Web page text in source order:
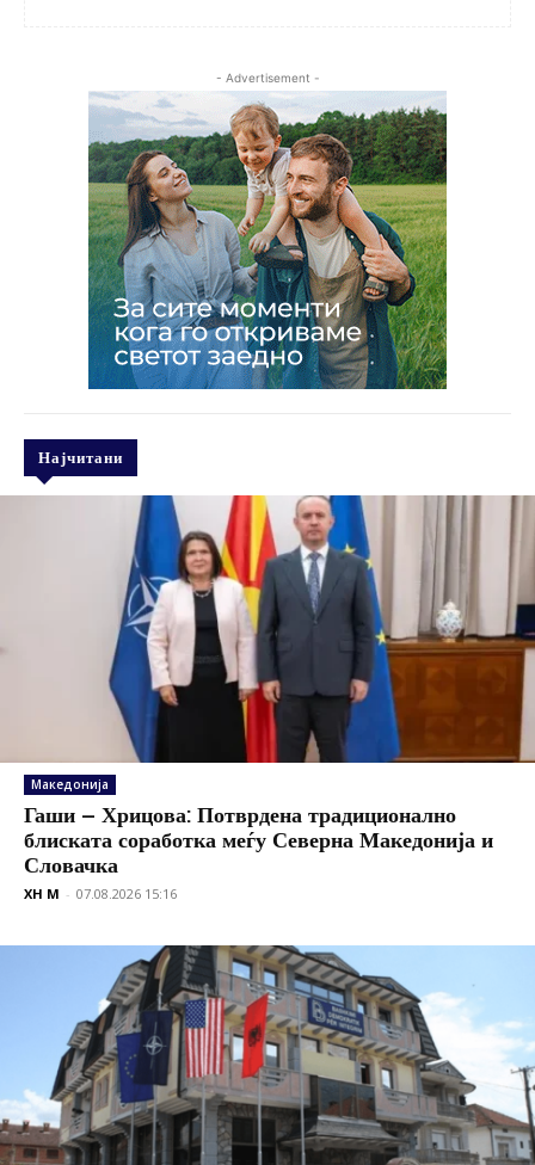
- Advertisement -
Најчитани
Македонија
Гаши – Хрицова: Потврдена традиционално
блиската соработка меѓу Северна Македонија и
Словачка
XH M - 07.08.2026 15:16